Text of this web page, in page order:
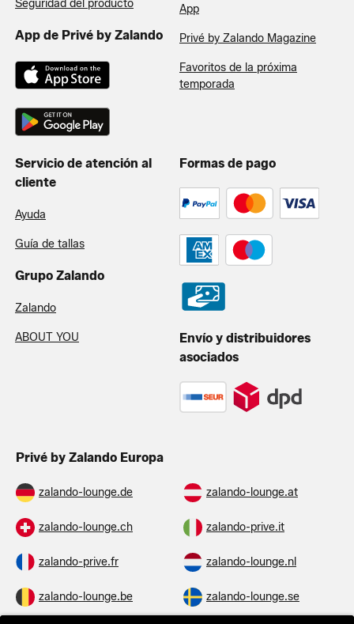
Seguridad del producto
App de Privé by Zalando
App
Privé by Zalando Magazine
Favoritos de la próxima
temporada
Servicio de atención al
cliente
Ayuda
Guía de tallas
Grupo Zalando
Zalando
ABOUT YOU
Formas de pago
Envío y distribuidores
asociados
Privé by Zalando Europa
zalando-lounge.de zalando-lounge.at
zalando-lounge.ch zalando-prive.it
zalando-prive.fr zalando-lounge.nl
zalando-lounge.be zalando-lounge.se